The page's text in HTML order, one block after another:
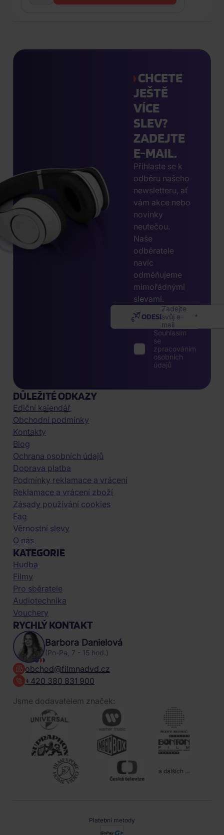
CHCETE
JEŠTĚ
VÍCE
SLEV?
ZADEJTE
E-MAIL.
Přihlaste se k
odběru našeho
newsletteru, ať
vám akce nebo
novinky
neutečou.
Naše
odběratele
navíc
odměňujeme
mimořádnými
slevami.
Zadejte
svůj e-
mail
ODESLAT
Souhlasím
se
zpracováním
osobních
údajů
DŮLEŽITÉ ODKAZY
Ediční kalendář
Obchodní podmínky
Kontakty
Blog
Ochrana osobních údajů
Doprava platba
Podmínky reklamace a vrácení
Reklamace a vrácení zboží
Zásady používání cookies
Faq
Věrnostní slevy
O nás
KATEGORIE
Hudba
Filmy
Pro sběratele
Audiotechnika
Vouchery
RYCHLÝ KONTAKT
Barbora Danielová
(Po-Pa, 7 - 15 hod.)
obchod@filmnadvd.cz
+420 380 831 900
Jsme dodavatelem značek:
a dalších ...
Platební metody